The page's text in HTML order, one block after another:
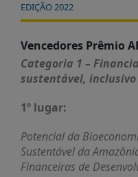
ASSOCIADOS
COMISSÕES
TEMÁTICAS
SISTEMA
NACIONAL
DE
FOMENTO
O
EDIÇÃO 2022
Vencedores Prêmio
Categoria 1 –
sustentável,
1º lugar:
Potencial da
Sustentável da
Financeiras de